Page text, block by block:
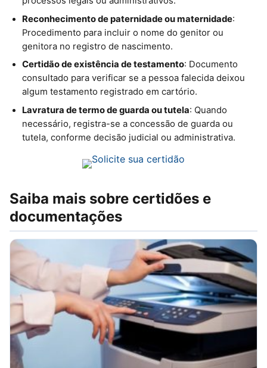
Reconhecimento de paternidade ou maternidade:
Procedimento para incluir o nome do genitor ou
genitora no registro de nascimento.
Certidão de existência de testamento: Documento
consultado para verificar se a pessoa falecida deixou
algum testamento registrado em cartório.
Lavratura de termo de guarda ou tutela: Quando
necessário, registra-se a concessão de guarda ou
tutela, conforme decisão judicial ou administrativa.
Saiba mais sobre certidões e
documentações